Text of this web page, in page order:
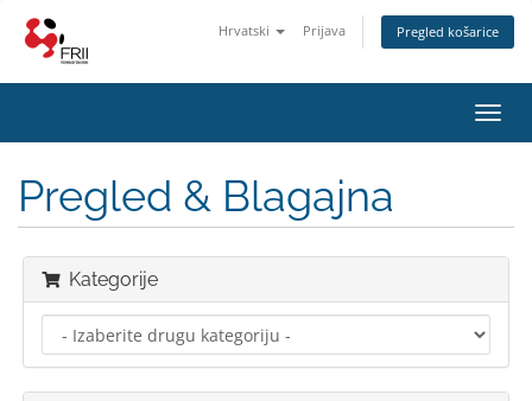
Hrvatski Prijava Pregled košarice
Pregled & Blagajna
Kategorije